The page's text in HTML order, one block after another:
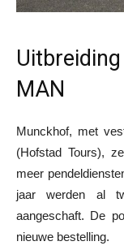
MAN
Munckhof, met
(Hofstad Tours),
meer
jaar werden al
aangeschaft. De
nieuwe bestelling.